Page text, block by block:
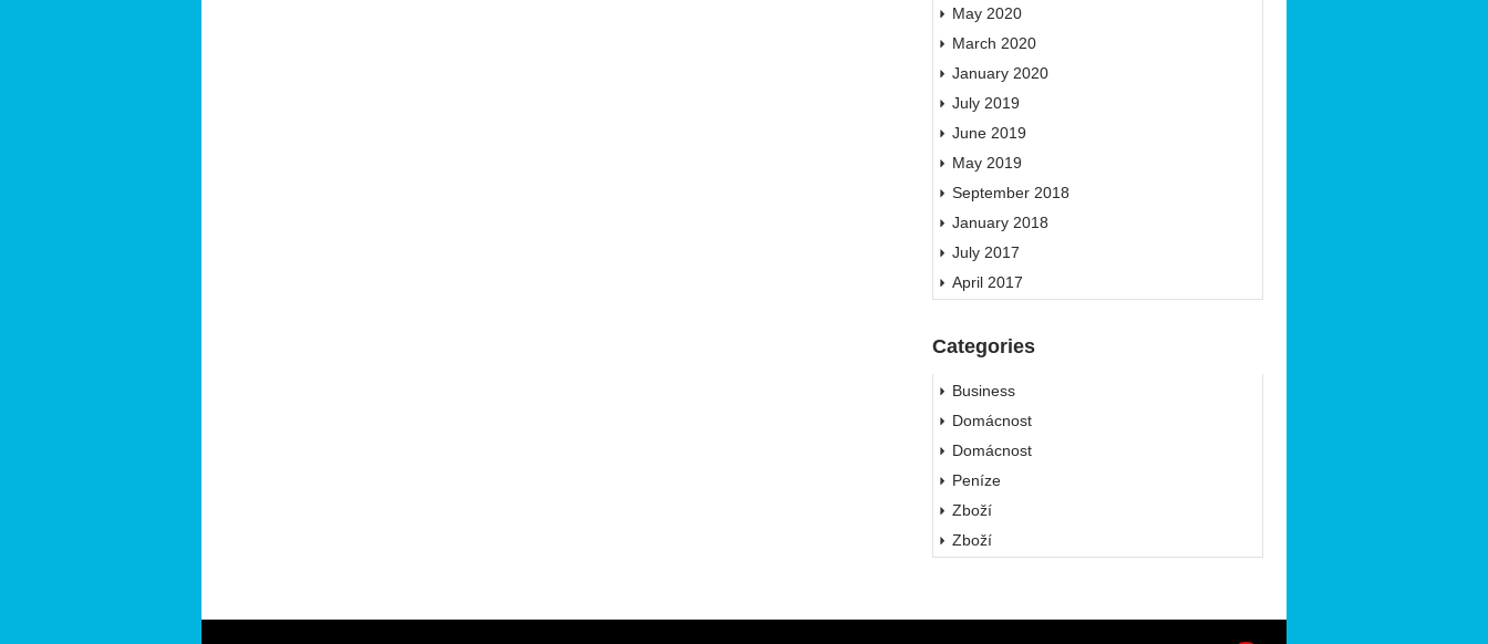
May 2020
March 2020
January 2020
July 2019
June 2019
May 2019
September 2018
January 2018
July 2017
April 2017
Categories
Business
Domácnost
Domácnost
Peníze
Zboží
Zboží